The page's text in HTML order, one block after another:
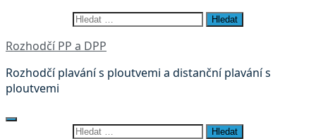
Rozhodčí PP a DPP
Rozhodčí plavání s ploutvemi a distanční plavání s
ploutvemi